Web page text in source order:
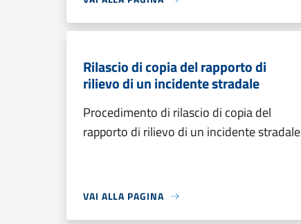
Rilascio di copia del rapporto di
rilievo di un incidente stradale
Procedimento di rilascio di copia del
rapporto di rilievo di un incidente stradale
VAI ALLA PAGINA